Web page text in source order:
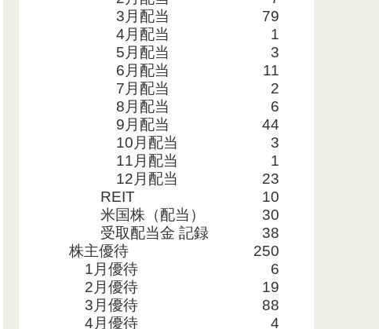
3月配当
79
4月配当
1
5月配当
3
6月配当
11
7月配当
2
8月配当
6
9月配当
44
10月配当
3
11月配当
1
12月配当
23
REIT
10
米国株（配当）
30
受取配当金 記録
38
株主優待
250
1月優待
6
2月優待
19
3月優待
88
4月優待
4